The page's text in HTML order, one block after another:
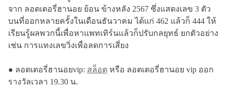
จาก ลอตเตอรี่ฮานอย ย้อน ข้างหลัง 2567 ซึ่งแสดงเลข 3 ตัว
บนที่ออกหลายครั้งในเดือนธันวาคม ได้แก่ 462 แล้วก็ 444 ให้
เรียนรู้ผลพวกนี้เพื่อหาแพทเทิร์นแล้วก็ปรับกลยุทธ์ ยกตัวอย่าง
เช่น การแทงเลขวิ่งเพื่อลดการเสี่ยง
● ลอตเตอรี่ฮานอยvip: สล็อตหรือ ลอตเตอรี่ฮานอย vip ออก
รางวัลเวลา 19.30 น.